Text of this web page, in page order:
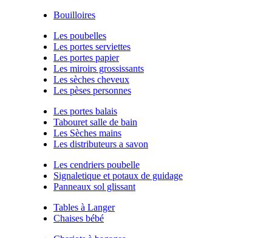
Bouilloires
Les poubelles
Les portes serviettes
Les portes papier
Les miroirs grossissants
Les sèches cheveux
Les pèses personnes
Les portes balais
Tabouret salle de bain
Les Sèches mains
Les distributeurs a savon
Les cendriers poubelle
Signaletique et potaux de guidage
Panneaux sol glissant
Tables à Langer
Chaises bébé